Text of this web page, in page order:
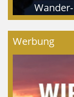
Werbung